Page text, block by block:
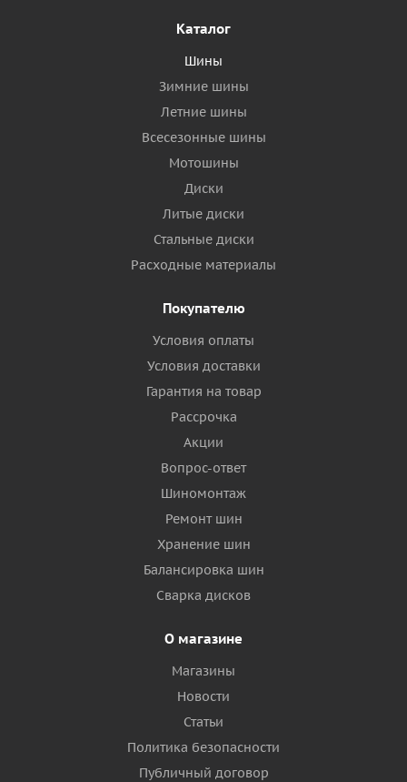
Каталог
Шины
Зимние шины
Летние шины
Всесезонные шины
Мотошины
Диски
Литые диски
Стальные диски
Расходные материалы
Покупателю
Условия оплаты
Условия доставки
Гарантия на товар
Рассрочка
Акции
Вопрос-ответ
Шиномонтаж
Ремонт шин
Хранение шин
Балансировка шин
Сварка дисков
О магазине
Магазины
Новости
Статьи
Политика безопасности
Публичный договор